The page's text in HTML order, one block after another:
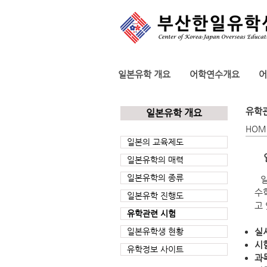
일본유학 개요 어학연수개요
일본유학 개요
일본의 교육제도
일본유학의 매력
일본유학의 종류
일본유학 진행도
유학관련 시험
일본유학생 현황
유학정보 사이트
유학
수
고
실
시
과